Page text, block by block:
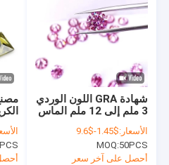
معلومات عنا
مراقبة الجودة
اتصل بنا
أخبار
4ct لخاتم موسانيت
شهادة GRA اللون الوردي
3 ملم إلى 12 ملم الماس
حجارة موسانيت
الأسعار:$1.45-$9.6
MOQ:50PCS
أحصل على آخر سعر